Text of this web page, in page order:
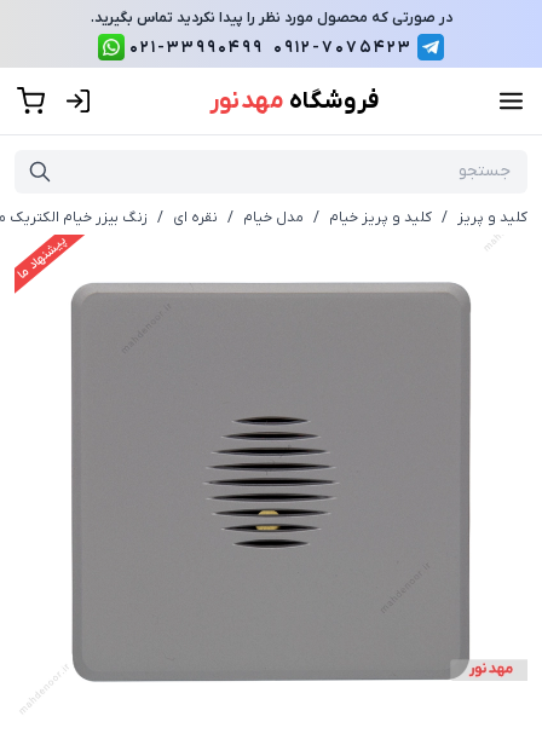
در صورتی که محصول مورد نظر را پیدا نکردید تماس بگیرید.
0912-7075423
021-33990499
فروشگاه مهد نور
کلید و پریز / کلید و پریز خیام / مدل خیام / نقره ای / زنگ بیزر خیام الکتریک
پیشنهاد ما